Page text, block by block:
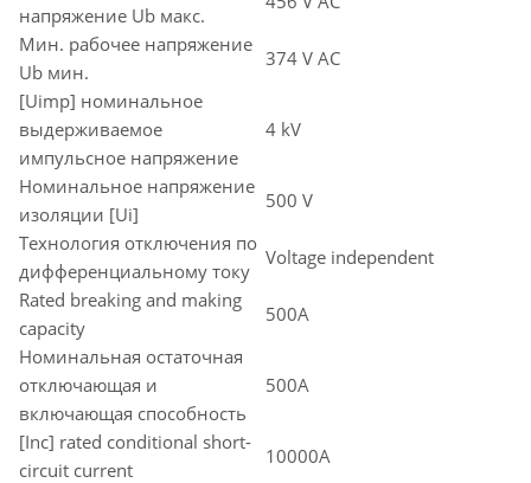
напряжение Ub макс.
Мин. рабочее напряжение
Ub мин.
374 V AC
[Uimp] номинальное
выдерживаемое
импульсное напряжение
4 kV
Номинальное напряжение
изоляции [Ui]
500 V
Технология отключения по
дифференциальному току
Voltage independent
Rated breaking and making
capacity
500A
Номинальная остаточная
отключающая и
включающая способность
500A
[Inc] rated conditional short-
circuit current
10000A